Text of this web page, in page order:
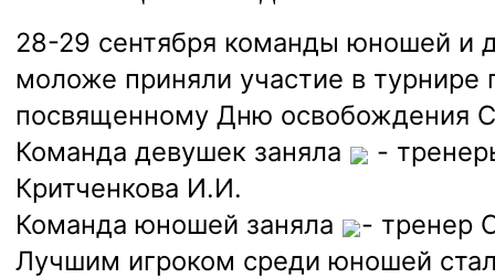
28-29 сентября команды юношей и
моложе приняли участие в турнире
посвященному Дню освобождения
Команда девушек заняла
-
Критченкова И.И.
Команда юношей заняла
- тренер
Лучшим игроком среди юношей